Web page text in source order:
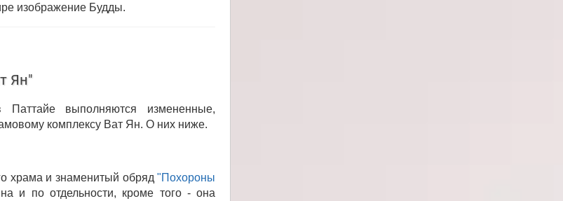
изображение Будды.
Ян"
выполняются измененные,
комплексу Ват Ян. О них ниже.
храма и знаменитый обряд"Похороны
и по отдельности, кроме того - она